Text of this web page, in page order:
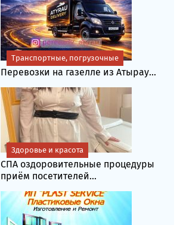
Перевозки на газелле из Атырау...
Транспортные, погрузочные
СПА оздоровительные процедуры
приём посетителей...
Здоровье и красота